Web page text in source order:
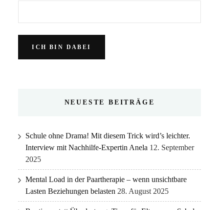
NEUESTE BEITRÄGE
Schule ohne Drama! Mit diesem Trick wird’s leichter.
Interview mit Nachhilfe-Expertin Anela 12. September
2025
Mental Load in der Paartherapie – wenn unsichtbare
Lasten Beziehungen belasten 28. August 2025